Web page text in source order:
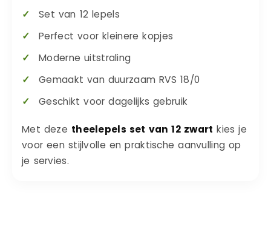
Set van 12 lepels
Perfect voor kleinere kopjes
Moderne uitstraling
Gemaakt van duurzaam RVS 18/0
Geschikt voor dagelijks gebruik
Met deze theelepels set van 12 zwart kies je
voor een stijlvolle en praktische aanvulling op
je servies.